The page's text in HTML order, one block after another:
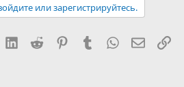
или зарегистрируйтесь.
LinkedIn
Reddit PinterestTumblr WhatsApp